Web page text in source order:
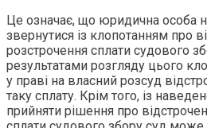
Це означає, що юридична особа
звернутися із клопотанням про
розстрочення сплати судового
результатами розгляду цього
у праві на власний розсуд
таку сплату. Крім того, із
прийняти рішення про